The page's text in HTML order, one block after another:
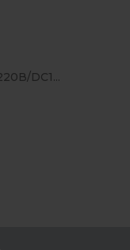
DC1...